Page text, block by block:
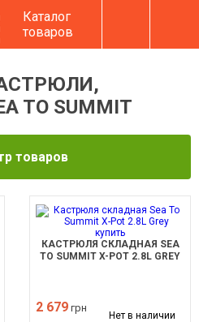
Каталог
товаров
TO SUMMIT
товаров
КАСТРЮЛЯ СКЛАДНАЯ SEA
TO SUMMIT X-POT 2.8L GREY
2 679 грн
Нет в наличии